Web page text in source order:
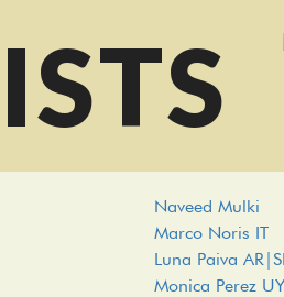
Naveed Mulki
Marco Noris IT
Luna Paiva
Monica Perez